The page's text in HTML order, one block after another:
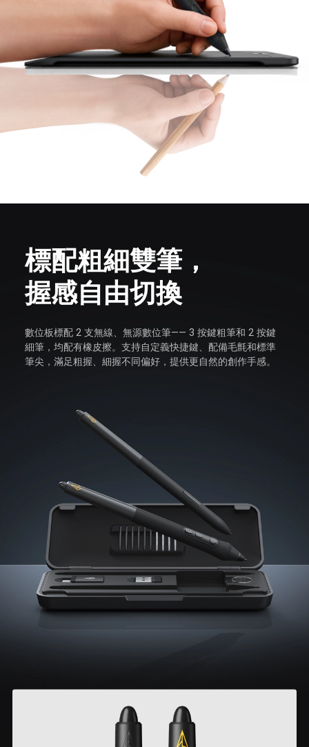
標配粗細雙筆，
握感自由切換
數位板標配 2 支無線、無源數位筆—— 3 按鍵粗筆和 2 按鍵
細筆，均配有橡皮擦。支持自定義快捷鍵、配備毛氈和標準
筆尖，滿足粗握、細握不同偏好，提供更自然的創作手感。